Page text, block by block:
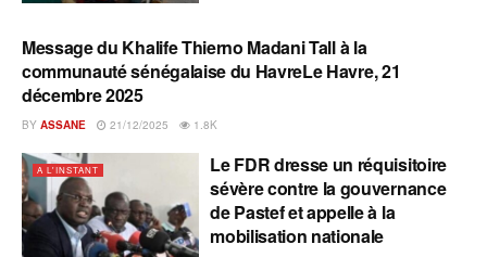
A L'INSTANT
Message du Khalife Thierno Madani Tall à la
communauté sénégalaise du HavreLe Havre, 21
décembre 2025
BY ASSANE 21/12/2025 1.8K
A L'INSTANT
Le FDR dresse un réquisitoire
sévère contre la gouvernance
de Pastef et appelle à la
mobilisation nationale